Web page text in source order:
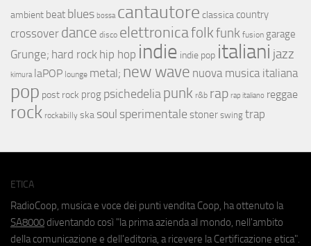
ambient beat blues bossa cantautore classica country
crossover dance disco elettronicafolkfunk fusion garage
Grunge; hard rock hip hop indie indie pop italiani jazz
kimura laPOP lounge metal; new wave nuova musica italiana
pop post rock prog psichedeliapunk r&b rap rap italiano reggae
rock rockabilly ska soul sperimentale stoner swing trap
ETICA
RadioCoop, musica e voce dei punti vendita Coop, ha ottenuto la
SA8000 diventando così "la prima azienda al mondo, nell'ambito
della comunicazione e dell'editoria, a ricevere la Certificazione etica".